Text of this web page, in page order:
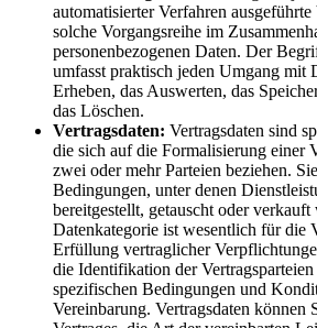
automatisierter Verfahren
solche Vorgangsreihe im
personenbezogenen Daten. Der
umfasst praktisch jeden Umgang mit
Erheben, das Auswerten, das
das Löschen.
Vertragsdaten: Vertragsdaten sind
die sich auf die Formalisierung einer
zwei oder mehr Parteien beziehen.
Bedingungen, unter denen
bereitgestellt, getauscht oder verkauft
Datenkategorie ist wesentlich für die
Erfüllung vertraglicher
die Identifikation der Vertragsparteien
spezifischen Bedingungen und
Vereinbarung. Vertragsdaten können